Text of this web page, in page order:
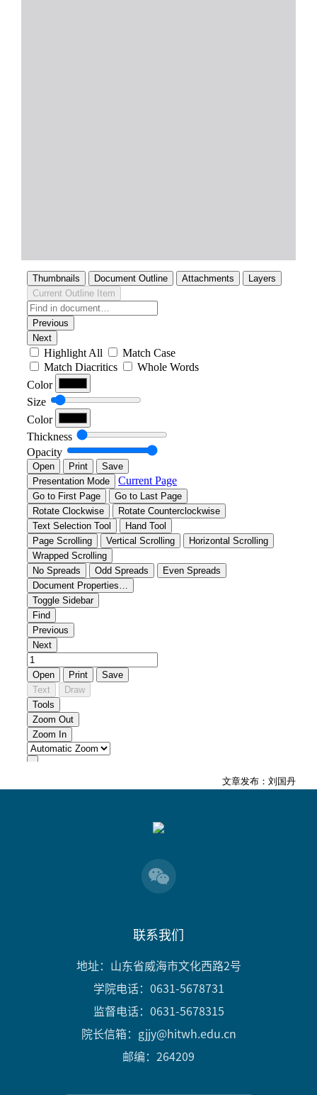
文章发布：刘国丹
联系我们
地址：山东省威海市文化西路2号
学院电话：0631-5678731
监督电话：0631-5678315
院长信箱：gjjy@hitwh.edu.cn
邮编：264209